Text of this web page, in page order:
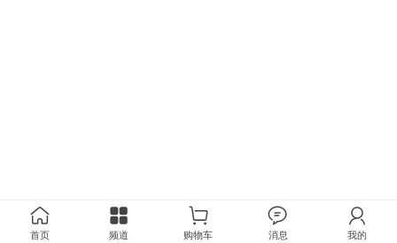
首页 频道 购物车 消息 我的